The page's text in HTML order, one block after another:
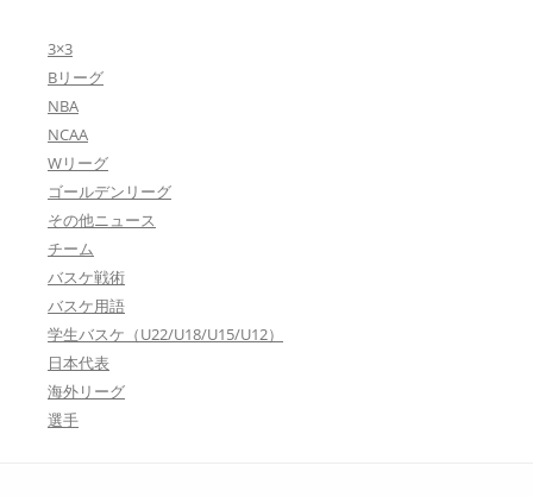
3×3
Bリーグ
NBA
NCAA
Wリーグ
ゴールデンリーグ
その他ニュース
チーム
バスケ戦術
バスケ用語
学生バスケ（U22/U18/U15/U12）
日本代表
海外リーグ
選手